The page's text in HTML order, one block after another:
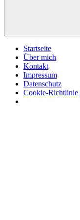
Startseite
Über mich
Kontakt
Impressum
Datenschutz
Cookie-